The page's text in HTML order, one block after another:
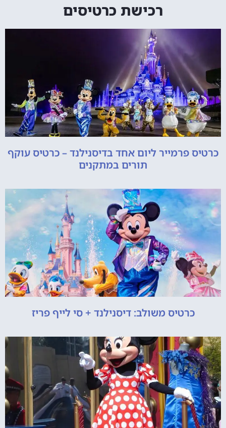
רכישת כרטיסים
כרטיס פרמייר ליום אחד בדיסנילנד – כרטיס עוקף
תורים במתקנים
כרטיס משולב: דיסנילנד + סי לייף פריז